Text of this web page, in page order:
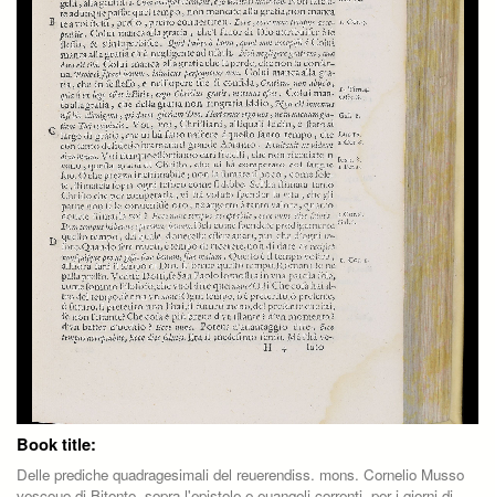
Book title:
Delle prediche quadragesimali del reuerendiss. mons. Cornelio Musso